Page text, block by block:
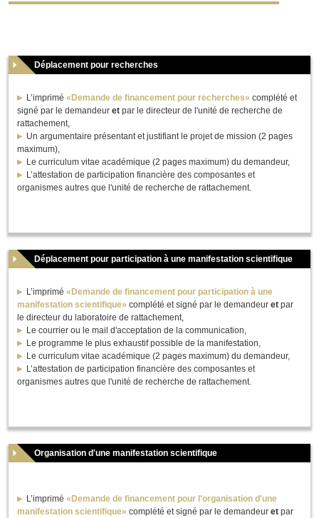
Déplacement pour recherches
L’imprimé «Demande de financement pour recherches» complété et
signé par le demandeur et par le directeur de l'unité de recherche de
rattachement,
Un argumentaire présentant et justifiant le projet de mission (2 pages
maximum),
Le curriculum vitae académique (2 pages maximum) du demandeur,
L’attestation de participation financière des composantes et
organismes autres que l'unité de recherche de rattachement.
Déplacement pour participation à une manifestation scientifique
L’imprimé «Demande de financement pour participation à une
manifestation scientifique» complété et signé par le demandeur et par
le directeur du laboratoire de rattachement,
Le courrier ou le mail d'acceptation de la communication,
Le programme le plus exhaustif possible de la manifestation,
Le curriculum vitae académique (2 pages maximum) du demandeur,
L’attestation de participation financière des composantes et
organismes autres que l'unité de recherche de rattachement.
Organisation d'une manifestation scientifique
L’imprimé «Demande de financement pour l'organisation d'une
manifestation scientifique» complété et signé par le demandeur et par